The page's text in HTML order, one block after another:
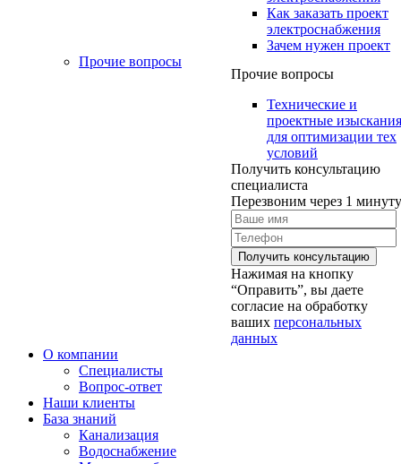
Как заказать проект
электроснабжения
Зачем нужен проект
Прочие вопросы
Прочие вопросы
Технические и
проектные изыскания
для оптимизации тех
условий
Получить консультацию
специалиста
Перезвоним через 1 минуту
Нажимая на кнопку
“Оправить”, вы даете
согласие на обработку
ваших персональных
данных
О компании
Специалисты
Вопрос-ответ
Наши клиенты
База знаний
Канализация
Водоснабжение